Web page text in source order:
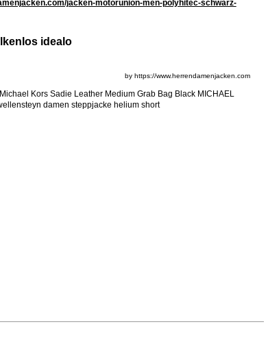
jacken-motorunion-men-polyhitec-schwarz-
idealo
by https://www.herrendamenjacken.com
Kors Sadie Leather Medium Grab Bag Black MICHAEL
damen steppjacke helium short